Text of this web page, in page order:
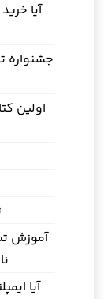
آیا
جشنواره
اولین
آموزش
آیا